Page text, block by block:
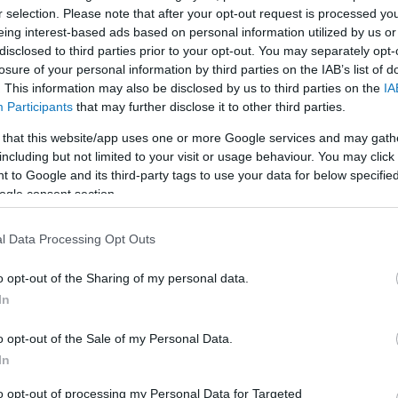
selection. Please note that after your opt-out request is processed
interest-based ads based on personal information utilized by us
to third parties prior to your opt-out. You may separately
of your personal information by third parties on the IAB’s list of
This information may also be disclosed by us to third parties on the
Participants that may further disclose it to other third parties.
that this website/app uses one or more Google services and may
but not limited to your visit or usage behaviour. You may
to Google and its third-party tags to use your data for below
consent section.
Data Processing Opt Outs
opt-out of the Sharing of my personal data.
opt-out of the Sale of my Personal Data.
opt-out of processing my Personal Data for Targeted
LEGFRISSEBB
A közlekedés mérföldkövei
A Közép-Mediterrán útvonal, A Darién-régió